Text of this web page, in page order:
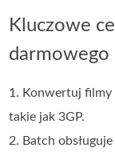
Kluczowe
darmowego
1. Konwertuj filmy
takie jak 3GP.
2. Batch